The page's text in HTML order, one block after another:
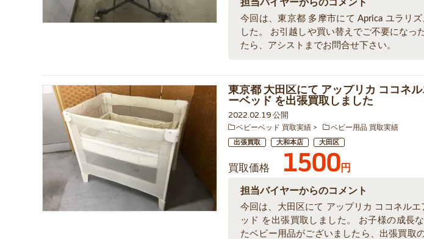
担当バイヤーからのコメント
今回は、東京都 多摩市にて Aprica ユラリ
した。 お引越しや買い替えでご不要になっ
たら、アシストまでお問合せ下さい。
東京都 大田区にて アップリカ ココネ
ーベッド を出張買取しました
2022.02.19 公開
ベビーベッド 買取実績 ベビー用品 買取実績
出張買取 大和本店 大田区
買取価格 1500円
担当バイヤーからのコメント
今回は、大田区にて アップリカ ココネル
ッド を出張買取しました。 お子様の成長
たベビー用品がございましたら、出張買取